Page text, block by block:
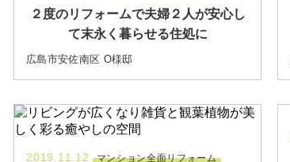
２度のリフォームで夫婦２人が安心し
て末永く暮らせる住処に
広島市安佐南区 O様邸
2019.11.12 マンション全面リフォーム